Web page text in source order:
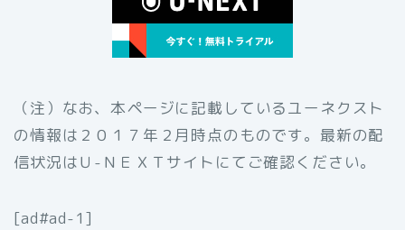
（注）なお、本ページに記載しているユーネクスト
の情報は２０１７年２月時点のものです。最新の配
信状況はＵ-ＮＥＸＴサイトにてご確認ください。
[ad#ad-1]